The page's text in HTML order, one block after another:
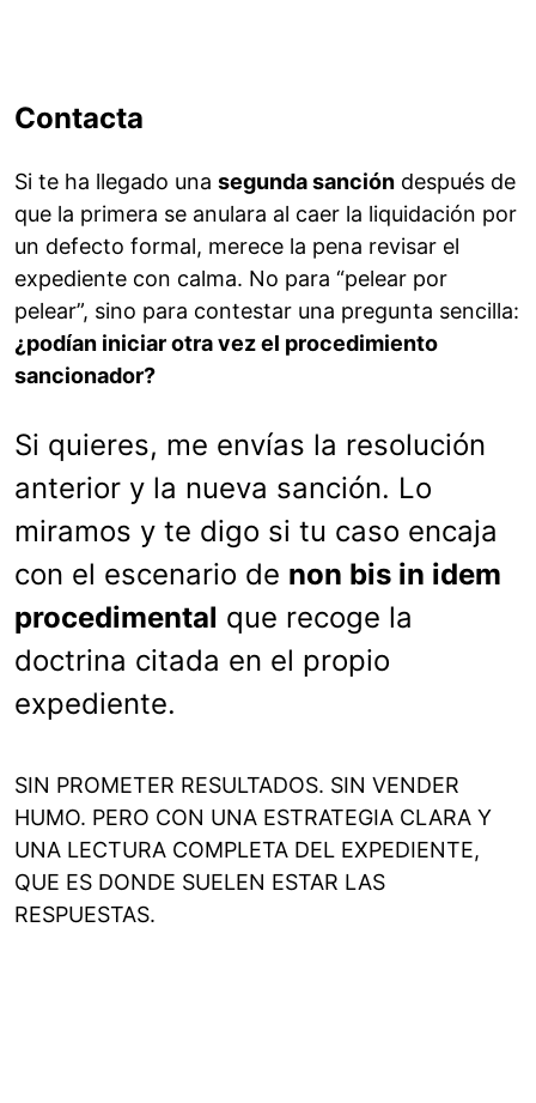
Contacta
Si te ha llegado una segunda sanción después de
que la primera se anulara al caer la liquidación por
un defecto formal, merece la pena revisar el
expediente con calma. No para “pelear por
pelear”, sino para contestar una pregunta sencilla:
¿podían iniciar otra vez el procedimiento
sancionador?
Si quieres, me envías la resolución
anterior y la nueva sanción. Lo
miramos y te digo si tu caso encaja
con el escenario de non bis in idem
procedimental que recoge la
doctrina citada en el propio
expediente.
SIN PROMETER RESULTADOS. SIN VENDER
HUMO. PERO CON UNA ESTRATEGIA CLARA Y
UNA LECTURA COMPLETA DEL EXPEDIENTE,
QUE ES DONDE SUELEN ESTAR LAS
RESPUESTAS.